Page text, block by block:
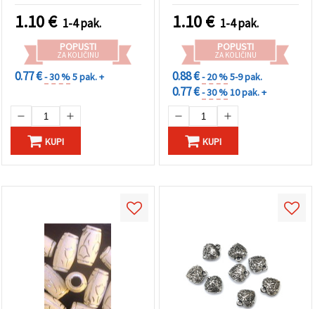
kreativne narukvice i DIY
dekoracije
1.10€ 1-4 pak.
POPUSTI
ZA KOLIČINU
0.77 €- 30 %5 pak. +
KUPI
1.10€ 1-4 pak.
POPUSTI
ZA KOLIČINU
0.88 €- 20 %5-9 pak.
0.77 €- 30 %10 pak. +
KUPI